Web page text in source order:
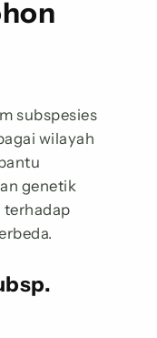
subspesies
wilayah
genetik
terhadap